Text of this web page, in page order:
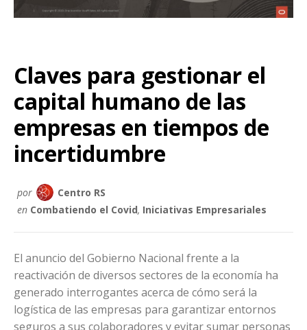
Claves para gestionar el
capital humano de las
empresas en tiempos de
incertidumbre
por
Centro RS
en Combatiendo el Covid, Iniciativas Empresariales
El anuncio del Gobierno Nacional frente a la
reactivación de diversos sectores de la economía ha
generado interrogantes acerca de cómo será la
logística de las empresas para garantizar entornos
seguros a sus colaboradores y evitar sumar personas